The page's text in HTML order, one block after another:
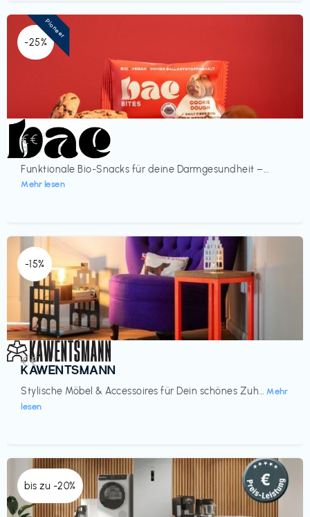
-25%
Lebensmittel
bae Treat
Funktionale Bio-Snacks für deine Darmgesundheit –...
Mehr lesen
€€‎
Pioneer
-15%
Einrichtung
KAWENTSMANN
Stylische Möbel & Accessoires für Dein schönes Zuh... Mehr
lesen
€€‎
bis zu -20%